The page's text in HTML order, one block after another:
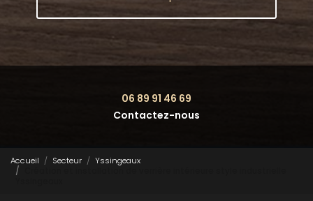
06 89 91 46 69
Contactez-nous
Accueil Secteur
Yssingeaux